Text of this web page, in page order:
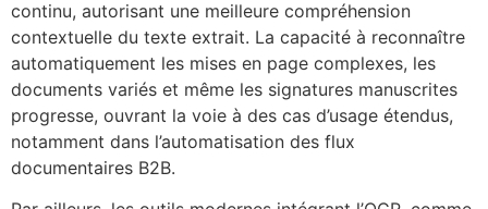
continu, autorisant une meilleure compréhension
contextuelle du texte extrait. La capacité à reconnaître
automatiquement les mises en page complexes, les
documents variés et même les signatures manuscrites
progresse, ouvrant la voie à des cas d’usage étendus,
notamment dans l’automatisation des flux
documentaires B2B.